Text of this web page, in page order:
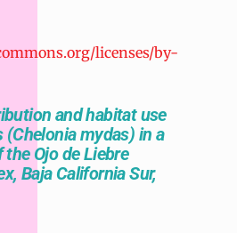
licenses/by-
and habitat use
mydas) in a
Ojo de Liebre
Baja California Sur,